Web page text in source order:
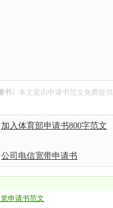
书》本文是由申请书范文免费提
加入体育部申请书800字范文
公司电信宽带申请书
申请书范文